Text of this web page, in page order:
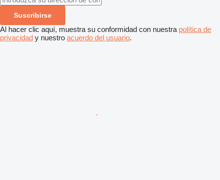
Suscribirse
Al hacer clic aquí, muestra su conformidad con nuestra política de
privacidad y nuestro acuerdo del usuario.